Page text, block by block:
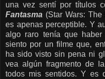
una vez sentí por títulos
Fantasma (Star Wars:
es apenas perceptible. Y
algo raro tenía que
siento por un filme que,
ha sido visto sin pena ni
vea algún fragmento de
todos mis sentidos. Y es